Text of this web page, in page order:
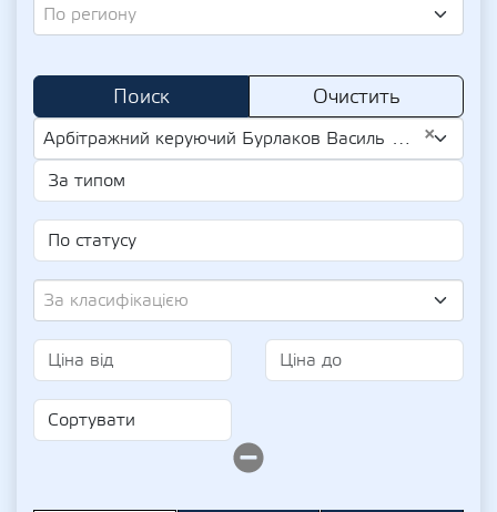
По региону
Поиск Очистить
×
Арбітражний керуючий Бурлаков Василь Вітіславович (UA-IPN 2664214316)
За класифікацією